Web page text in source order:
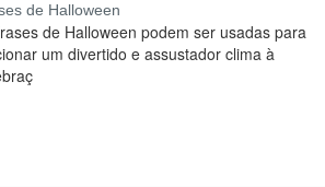
de Halloween
de Halloween podem ser usadas para
um divertido e assustador clima à